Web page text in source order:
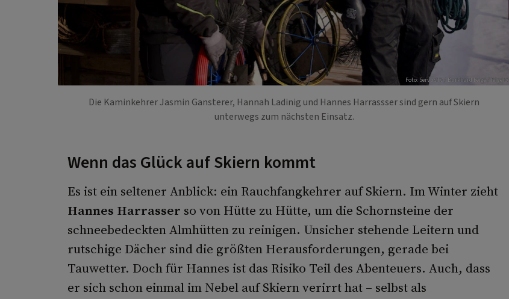
Foto: ServusTV / Burkhard Feige / feigeTV
Die Kaminkehrer Jasmin Gansterer, Hannah Ladinig und Hannes Harrassser sind gern auf Skiern
unterwegs zum nächsten Einsatz.
Wenn das Glück auf Skiern kommt
Es ist ein seltener Anblick: ein Rauchfangkehrer auf Skiern. Im Winter zieht
Hannes Harrasser so von Hütte zu Hütte, um die Schornsteine der
schneebedeckten Almhütten zu reinigen. Unsicher stehende Leitern und
rutschige Dächer sind die größten Herausforderungen, gerade bei
Tauwetter. Doch für Hannes ist das Risiko Teil des Abenteuers. Auch, dass
er sich schon einmal im Nebel auf Skiern verirrt hat – selbst als